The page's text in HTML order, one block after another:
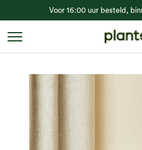
Voor 16:00 uur besteld,